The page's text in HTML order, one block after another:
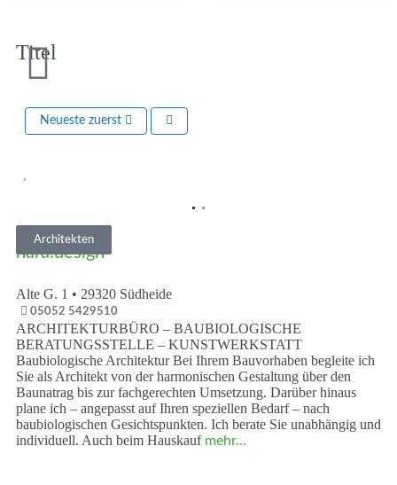
Titel
Neueste zuerst
Architekten
nara.design
Alte G. 1 • 29320 Südheide
05052 5429510
ARCHITEKTURBÜRO – BAUBIOLOGISCHE
BERATUNGSSTELLE – KUNSTWERKSTATT
Baubiologische Architektur Bei Ihrem Bauvorhaben begleite ich
Sie als Architekt von der harmonischen Gestaltung über den
Baunatrag bis zur fachgerechten Umsetzung. Darüber hinaus
plane ich – angepasst auf Ihren speziellen Bedarf – nach
baubiologischen Gesichtspunkten. Ich berate Sie unabhängig und
individuell. Auch beim Hauskauf mehr...